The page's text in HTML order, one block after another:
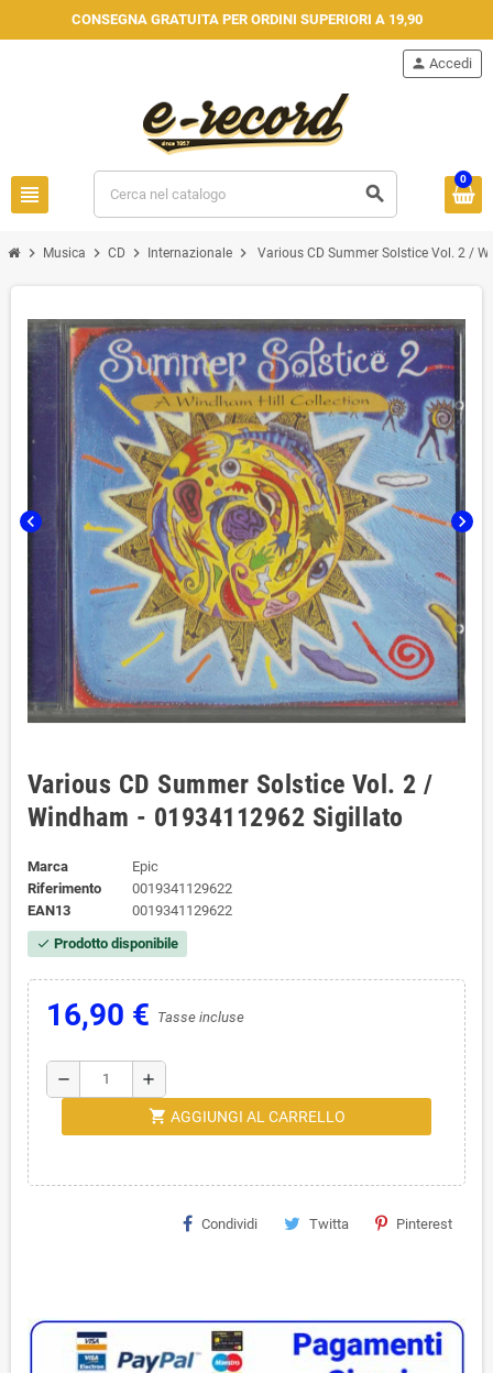
CONSEGNA GRATUITA PER ORDINI SUPERIORI A 19,90
view_headline search
person Accedi
0
chevron_right Musica chevron_right CD chevron_right Internazionale chevron_right Various CD Summer Solstice Vol. 2 /
chevron_left chevron_right
Various CD Summer Solstice Vol. 2 /
Windham - 01934112962 Sigillato
Marca
Epic
Riferimento
0019341129622
EAN13
0019341129622
check Prodotto disponibile
16,90 € Tasse incluse
remove add
shopping_cart AGGIUNGI AL CARRELLO
Condividi Twitta Pinterest